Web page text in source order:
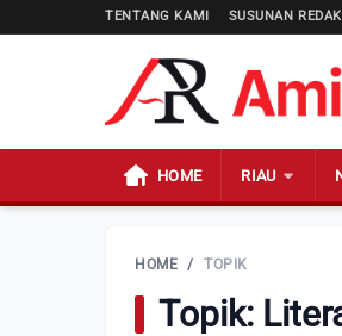
TENTANG KAMI SUSUNAN
HOME RIAU
HOME / TOPIK
Topik: